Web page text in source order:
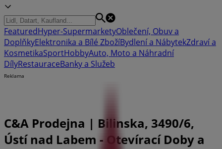
FeaturedHyper-SupermarketyOblečení, Obuv a
DoplňkyElektronika a Bílé ZbožíBydlení a NábytekZdraví a
KosmetikaSportHobbyAuto, Moto a Náhradní
DílyRestauraceBanky a Služeb
Reklama
C&A Prodejna | Bilinska, 3490/6,
Ústí nad Labem - Otevírací Doby a